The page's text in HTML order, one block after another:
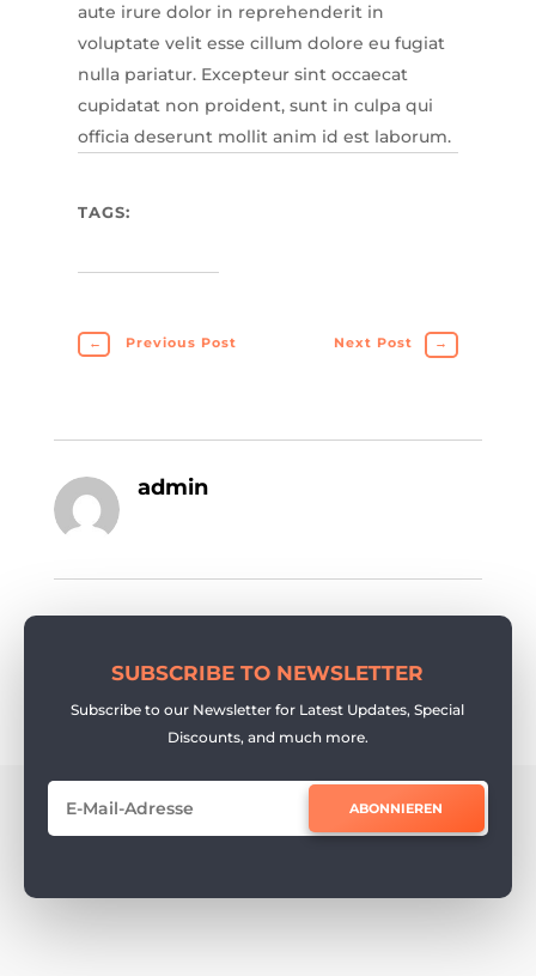
aute irure dolor in reprehenderit in
voluptate velit esse cillum dolore eu fugiat
nulla pariatur. Excepteur sint occaecat
cupidatat non proident, sunt in culpa qui
officia deserunt mollit anim id est laborum.
TAGS:
← Previous Post Next Post →
admin
SUBSCRIBE TO NEWSLETTER
Subscribe to our Newsletter for Latest Updates, Special
Discounts, and much more.
ABONNIEREN